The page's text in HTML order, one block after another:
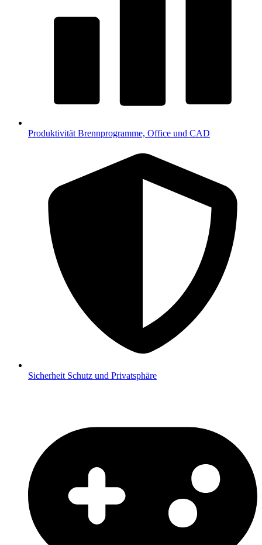
Produktivität Brennprogramme, Office und CAD
Sicherheit Schutz und Privatsphäre